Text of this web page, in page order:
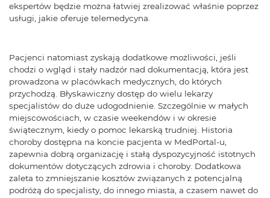
ekspertów będzie można łatwiej zrealizować właśnie poprzez
usługi, jakie oferuje telemedycyna.
Pacjenci natomiast zyskają dodatkowe możliwości, jeśli
chodzi o wgląd i stały nadzór nad dokumentacją, która jest
prowadzona w placówkach medycznych, do których
przychodzą. Błyskawiczny dostęp do wielu lekarzy
specjalistów do duże udogodnienie. Szczególnie w małych
miejscowościach, w czasie weekendów i w okresie
świątecznym, kiedy o pomoc lekarską trudniej. Historia
choroby dostępna na koncie pacjenta w MedPortal-u,
zapewnia dobrą organizację i stałą dyspozycyjność istotnych
dokumentów dotyczących zdrowia i choroby. Dodatkowa
zaleta to zmniejszanie kosztów związanych z potencjalną
podróżą do specjalisty, do innego miasta, a czasem nawet do